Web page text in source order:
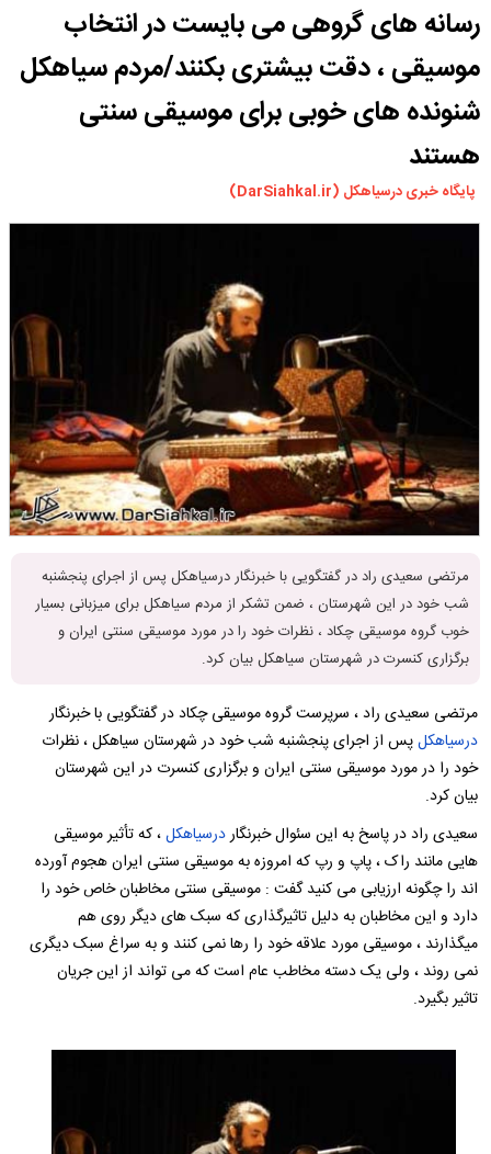
ورزشی
سیاسی
چندرسانه ای
مسیر گردشگری دیلمان
رسانه های گروهی می بایست در انتخاب
موسیقی ، دقت بیشتری بکنند/مردم سیاهکل
شنونده های خوبی برای موسیقی سنتی
هستند
پایگاه خبری درسیاهکل (DarSiahkal.ir)
مرتضی سعیدی راد در گفتگویی با خبرنگار درسیاهکل پس از اجرای پنجشنبه
شب خود در این شهرستان ، ضمن تشکر از مردم سیاهکل برای میزبانی بسیار
خوب گروه موسیقی چکاد ، نظرات خود را در مورد موسیقی سنتی ایران و
برگزاری کنسرت در شهرستان سیاهکل بیان کرد.
مرتضی سعیدی راد ، سرپرست گروه موسیقی چکاد در گفتگویی با خبرنگار
درسیاهکلپس از اجرای پنجشنبه شب خود در شهرستان سیاهکل ، نظرات
خود را در مورد موسیقی سنتی ایران و برگزاری کنسرت در این شهرستان
بیان کرد.
سعیدی راد در پاسخ به این سئوال خبرنگاردرسیاهکل، که تأثیر موسیقی
هایی مانند راک ، پاپ و رپ که امروزه به موسیقی سنتی ایران هجوم آورده
اند را چگونه ارزیابی می کنید گفت : موسیقی سنتی مخاطبان خاص خود را
دارد و این مخاطبان به دلیل تاثیرگذاری که سبک های دیگر روی هم
میگذارند ، موسیقی مورد علاقه خود را رها نمی کنند و به سراغ سبک دیگری
نمی روند ، ولی یک دسته مخاطب عام است که می تواند از این جریان
تاثیر بگیرد.